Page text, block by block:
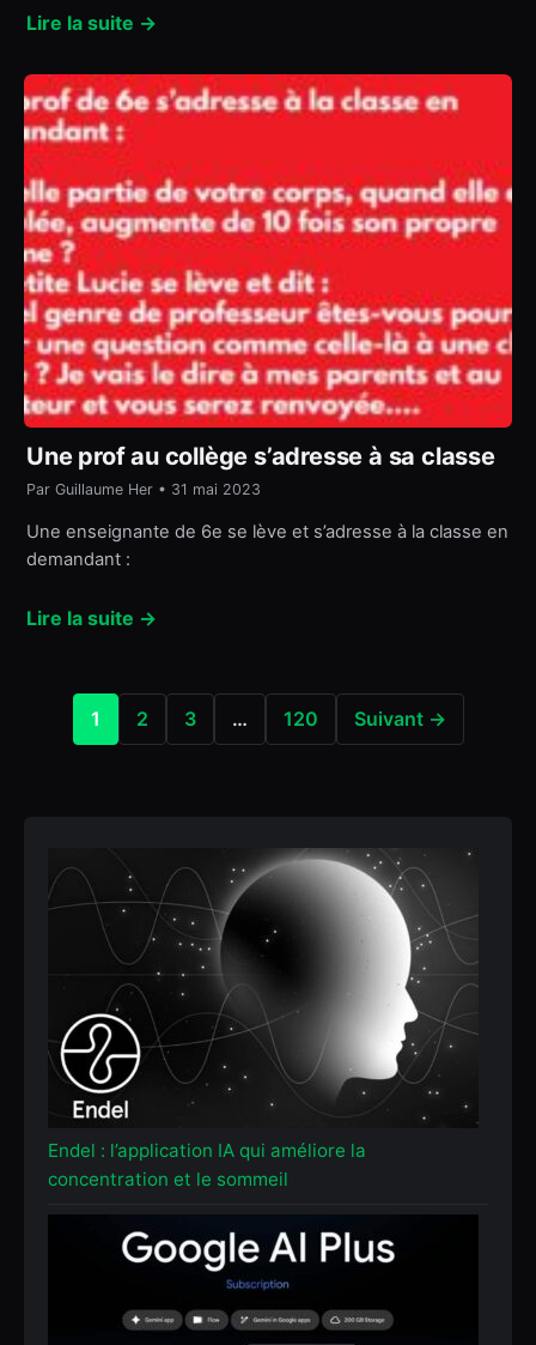
Lire la suite →
Une prof au collège s’adresse à sa classe
Par Guillaume Her • 31 mai 2023
Une enseignante de 6e se lève et s’adresse à la classe en
demandant :
Lire la suite →
1 2 3 … 120 Suivant →
Endel : l’application IA qui améliore la
concentration et le sommeil